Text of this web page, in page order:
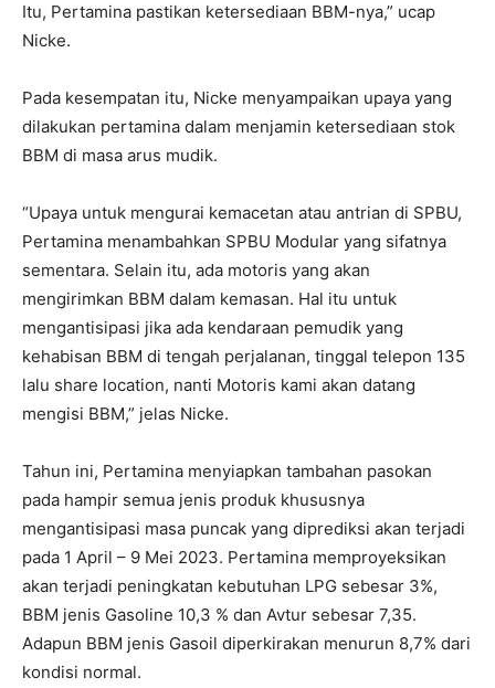
Itu, Pertamina pastikan ketersediaan BBM-nya,” ucap
Nicke.
Pada kesempatan itu, Nicke menyampaikan upaya yang
dilakukan pertamina dalam menjamin ketersediaan stok
BBM di masa arus mudik.
“Upaya untuk mengurai kemacetan atau antrian di SPBU,
Pertamina menambahkan SPBU Modular yang sifatnya
sementara. Selain itu, ada motoris yang akan
mengirimkan BBM dalam kemasan. Hal itu untuk
mengantisipasi jika ada kendaraan pemudik yang
kehabisan BBM di tengah perjalanan, tinggal telepon 135
lalu share location, nanti Motoris kami akan datang
mengisi BBM,” jelas Nicke.
Tahun ini, Pertamina menyiapkan tambahan pasokan
pada hampir semua jenis produk khususnya
mengantisipasi masa puncak yang diprediksi akan terjadi
pada 1 April – 9 Mei 2023. Pertamina memproyeksikan
akan terjadi peningkatan kebutuhan LPG sebesar 3%,
BBM jenis Gasoline 10,3 % dan Avtur sebesar 7,35.
Adapun BBM jenis Gasoil diperkirakan menurun 8,7% dari
kondisi normal.